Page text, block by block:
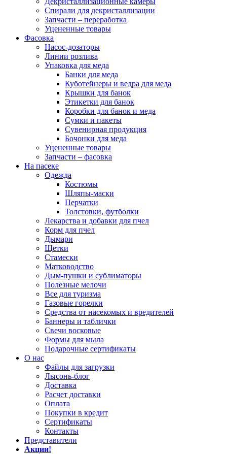
Спирали для декристаллизации
Запчасти – переработка
Уцененные товары
Фасовка
Насос-дозаторы
Линии розлива
Упаковка для меда
Банки для меда
Куботейнеры и ведра для меда
Крышки для банок
Этикетки для банок
Коробки для банок и меда
Сумки и пакеты
Сувенирная продукция
Бочонки для меда
Уцененные товары
Запчасти – фасовка
На пасеке
Одежда
Костюмы
Шляпы-маски
Перчатки
Толстовки, футболки
Лекарства и добавки для пчел
Корм для пчел
Дымари
Щетки
Стамески
Матководство
Дым-пушки и сублиматоры
Полезные мелочи
Все для туризма
Газовые горелки
Средства от насекомых и вредителей
Баннеры и таблички
Свечи восковые
Формы для мыла
Подарочные сертификаты
О нас
Файлы для загрузки
Лысонь-блог
Доставка
Расчет доставки
Оплата
Покупки в кредит
Сертификаты
Контакты
Представители
Акции!